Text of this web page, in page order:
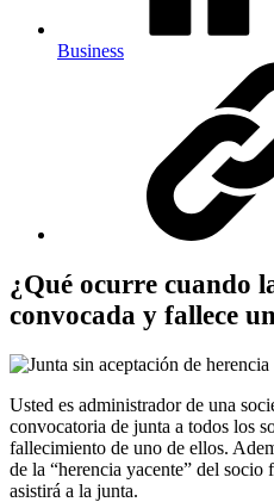
Business
¿Qué ocurre cuando
convocada y fallece
Usted es administrador de una
convocatoria de junta a todos los
fallecimiento de uno de ellos.
de la “herencia yacente” del
asistirá a la junta.